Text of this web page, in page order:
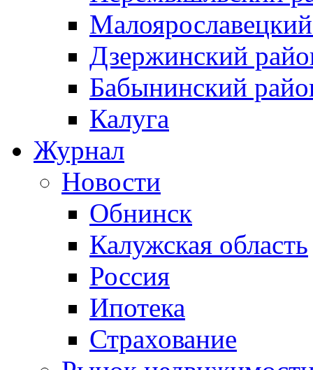
Дзержинский
Бабынинский
Калуга
Журнал
Новости
Обнинск
Калужская область
Россия
Ипотека
Страхование